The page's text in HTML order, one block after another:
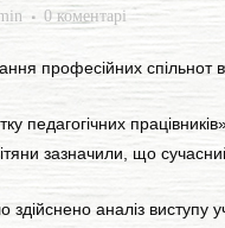
0 коментарі
професійних спільнот
зазначили, що
аналіз виступу